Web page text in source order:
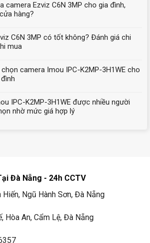
camera Ezviz C6N 3MP cho gia đình,
hàng?
C6N 3MP có tốt không? Đánh giá chi
mua
camera Imou IPC-K2MP-3H1WE cho
IPC-K2MP-3H1WE được nhiều người
nhờ mức giá hợp lý
Đà Nẵng - 24h CCTV
Ngũ Hành Sơn, Đà Nẵng
Hòa An, Cẩm Lệ, Đà Nẵng